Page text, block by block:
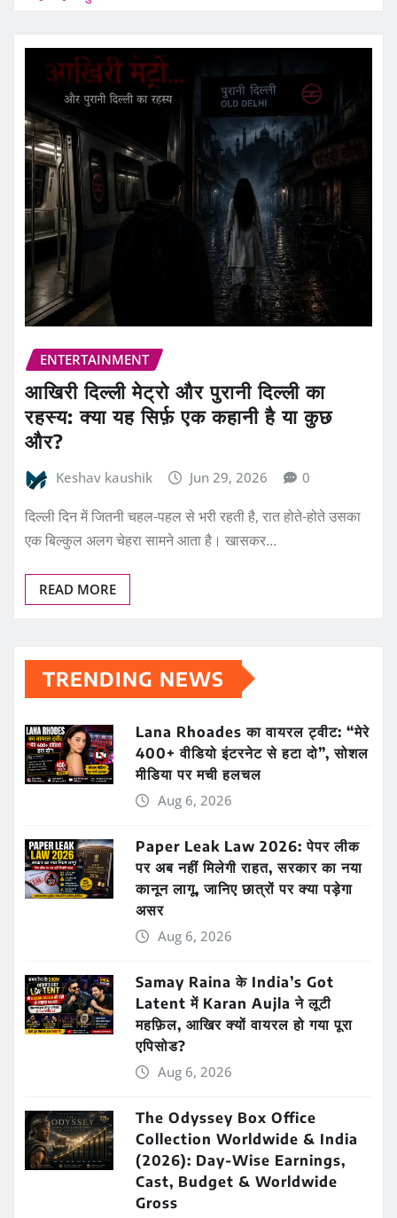
ENTERTAINMENT
आखिरी दिल्ली मेट्रो और पुरानी दिल्ली का
रहस्य: क्या यह सिर्फ़ एक कहानी है या कुछ
और?
Keshav kaushik Jun 29, 2026 0
दिल्ली दिन में जितनी चहल-पहल से भरी रहती है, रात होते-होते उसका
एक बिल्कुल अलग चेहरा सामने आता है। खासकर…
READ MORE
TRENDING NEWS
Lana Rhoades का वायरल ट्वीट: “मेरे
400+ वीडियो इंटरनेट से हटा दो”, सोशल
मीडिया पर मची हलचल
Aug 6, 2026
Paper Leak Law 2026: पेपर लीक
पर अब नहीं मिलेगी राहत, सरकार का नया
कानून लागू, जानिए छात्रों पर क्या पड़ेगा
असर
Aug 6, 2026
Samay Raina के India’s Got
Latent में Karan Aujla ने लूटी
महफ़िल, आखिर क्यों वायरल हो गया पूरा
एपिसोड?
Aug 6, 2026
The Odyssey Box Office
Collection Worldwide & India
(2026): Day-Wise Earnings,
Cast, Budget & Worldwide
Gross